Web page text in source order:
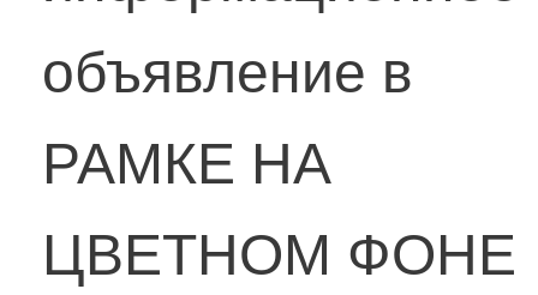
объявление в
РАМКЕ НА
ЦВЕТНОМ ФОНЕ